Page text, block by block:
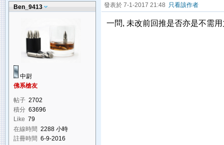
Ben_9413
中尉
佛系槍友
帖子 2702
積分 63696
Like 79
在線時間 2288 小時
註冊時間 6-9-2016
發表於 7-1-2017 21:48 只看該作者
一問, 未改前回推是否亦是不需